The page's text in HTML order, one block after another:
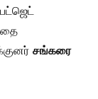
சங்கரை